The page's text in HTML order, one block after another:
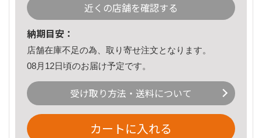
近くの店舗を確認する
納期目安：
店舗在庫不足の為、取り寄せ注文となります。
08月12日頃のお届け予定です。
受け取り方法・送料について
カートに入れる